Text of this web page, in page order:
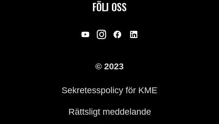
FÖLJ OSS
Rättsligt & Sekretess
© 2023
Sekretesspolicy för KME
Rättsligt meddelande